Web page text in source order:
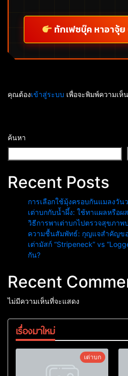
ทักเฟซบุ๊ค หาอาจุ้
คุณต้องเข้าสู่ระบบ เพื่อจะพิมพ์ความเห็น
ค้นหา
Recent Posts
การเลือกใช้มุ้งครอบกันแมลงวัน
เต่าบกกับน้ำผึ้ง: ใช้ทาแผลหรือผ
วิธีการพาเต่าบกไปตรวจสุขภาพ
ความชื้นสัมพัทธ์: กุญแจสำคัญขอ
เต่ามัสก์ “Stripeneck” vs
กัน?
Recent
ไม่มีความเห็นที่จะแสดง
เรื่องมาใหม่
เต่าบก